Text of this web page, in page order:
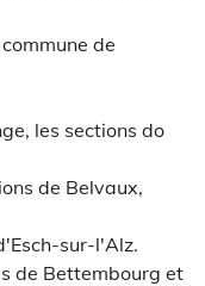
de
les sections do
de Belvaux,
sur-l'Alz.
de Bettembourg et